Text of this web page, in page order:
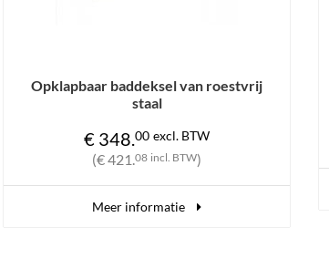
Opklapbaar makrolon-deksel
(€ 354. 53
Meer informatie